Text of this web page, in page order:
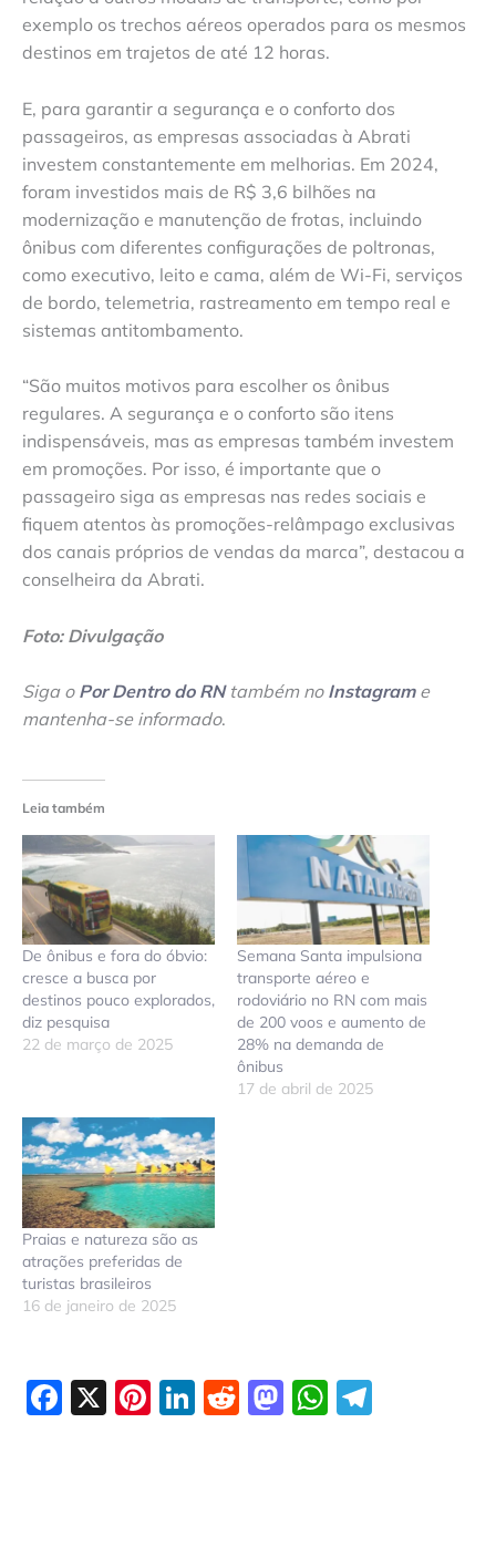
exemplo os trechos aéreos operados para os mesmos
destinos em trajetos de até 12 horas.
E, para garantir a segurança e o conforto dos
passageiros, as empresas associadas à Abrati
investem constantemente em melhorias. Em 2024,
foram investidos mais de R$ 3,6 bilhões na
modernização e manutenção de frotas, incluindo
ônibus com diferentes configurações de poltronas,
como executivo, leito e cama, além de Wi-Fi, serviços
de bordo, telemetria, rastreamento em tempo real e
sistemas antitombamento.
“São muitos motivos para escolher os ônibus
regulares. A segurança e o conforto são itens
indispensáveis, mas as empresas também investem
em promoções. Por isso, é importante que o
passageiro siga as empresas nas redes sociais e
fiquem atentos às promoções-relâmpago exclusivas
dos canais próprios de vendas da marca”, destacou a
conselheira da Abrati.
Foto: Divulgação
Siga o Por Dentro do RNtambém no Instagrame
mantenha-se informado.
Leia também
De ônibus e fora do óbvio:
cresce a busca por
destinos pouco explorados,
diz pesquisa
22 de março de 2025
Semana Santa impulsiona
transporte aéreo e
rodoviário no RN com mais
de 200 voos e aumento de
28% na demanda de
ônibus
17 de abril de 2025
Praias e natureza são as
atrações preferidas de
turistas brasileiros
16 de janeiro de 2025
Facebook
X Pinterest
LinkedIn
Reddit
Mastodon